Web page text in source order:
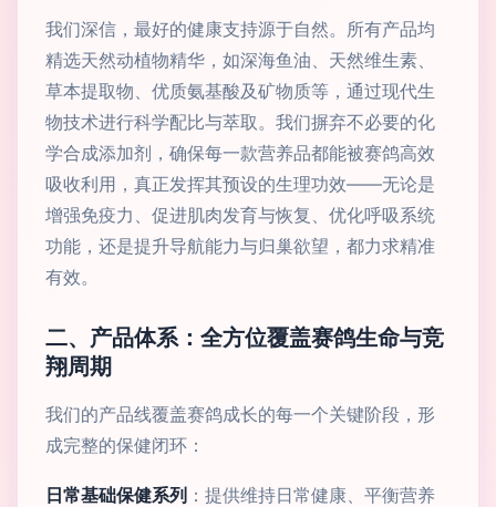
我们深信，最好的健康支持源于自然。所有产品均
精选天然动植物精华，如深海鱼油、天然维生素、
草本提取物、优质氨基酸及矿物质等，通过现代生
物技术进行科学配比与萃取。我们摒弃不必要的化
学合成添加剂，确保每一款营养品都能被赛鸽高效
吸收利用，真正发挥其预设的生理功效——无论是
增强免疫力、促进肌肉发育与恢复、优化呼吸系统
功能，还是提升导航能力与归巢欲望，都力求精准
有效。
二、产品体系：全方位覆盖赛鸽生命与竞
翔周期
我们的产品线覆盖赛鸽成长的每一个关键阶段，形
成完整的保健闭环：
日常基础保健系列 ：提供维持日常健康、平衡营养